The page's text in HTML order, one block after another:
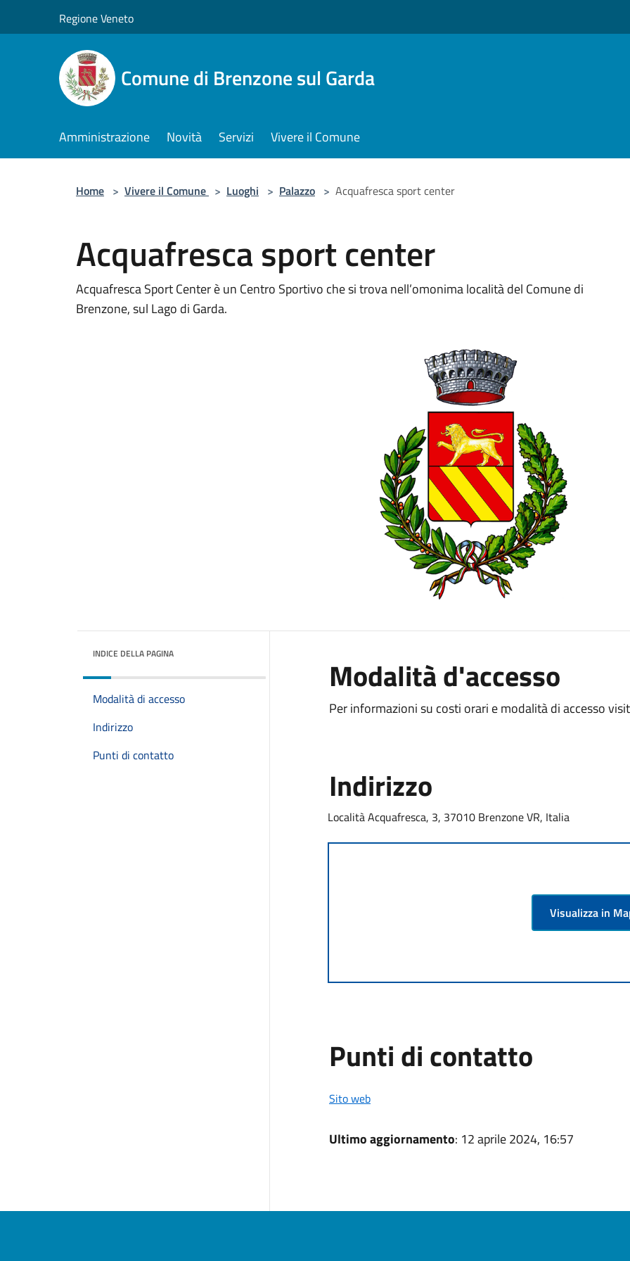
Regione Veneto
Comune di Brenzone sul Garda
Amministrazione Novità Servizi Vivere il Comune
Home > Vivere il Comune > Luoghi > Palazzo > Acquafresca sport center
Acquafresca sport center
Acquafresca Sport Center è un Centro Sportivo che si trova nell’omonima località del Comune di
Brenzone, sul Lago di Garda.
INDICE DELLA PAGINA
Modalità di accesso
Indirizzo
Punti di contatto
Modalità d'accesso
Per informazioni su costi orari e modalità di accesso
Indirizzo
Località Acquafresca, 3, 37010 Brenzone VR, Italia
Visualizza in
Punti di contatto
Sito web
Ultimo aggiornamento: 12 aprile 2024, 16:57